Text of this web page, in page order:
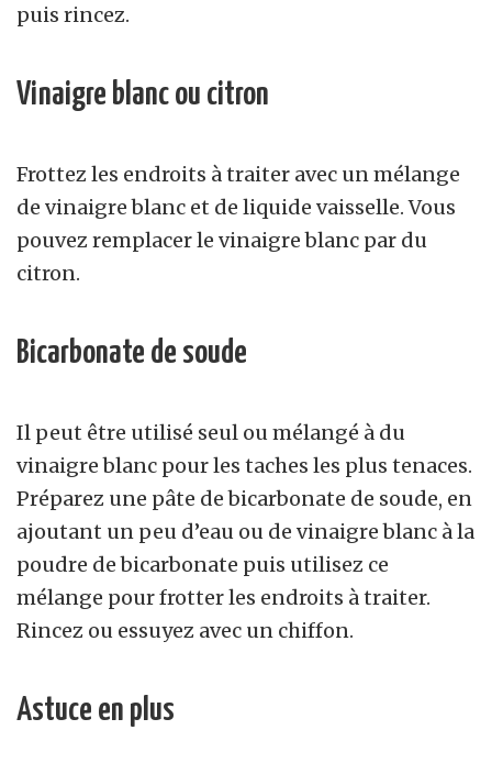
puis rincez.
Vinaigre blanc ou citron
Frottez les endroits à traiter avec un mélange
de vinaigre blanc et de liquide vaisselle. Vous
pouvez remplacer le vinaigre blanc par du
citron.
Bicarbonate de soude
Il peut être utilisé seul ou mélangé à du
vinaigre blanc pour les taches les plus tenaces.
Préparez une pâte de bicarbonate de soude, en
ajoutant un peu d’eau ou de vinaigre blanc à la
poudre de bicarbonate puis utilisez ce
mélange pour frotter les endroits à traiter.
Rincez ou essuyez avec un chiffon.
Astuce en plus